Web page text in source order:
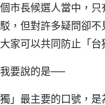
市長候選人當中，
，但對許多疑問卻
家可以共同防止「台
要說的是──
獨」最主要的口號，